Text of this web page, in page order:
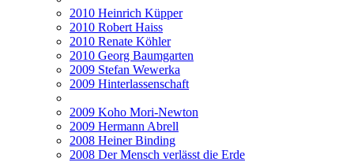
2010 Heinrich Küpper
2010 Robert Haiss
2010 Renate Köhler
2010 Georg Baumgarten
2009 Stefan Wewerka
2009 Hinterlassenschaft
2009 Koho Mori-Newton
2009 Hermann Abrell
2008 Heiner Binding
2008 Der Mensch verlässt die Erde